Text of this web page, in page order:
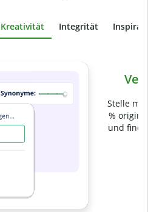
Kreativität Integrität
sicher, dass dein Text zu 100
Arbeit in Sekundenschnelle
in über 100 Sprachen.